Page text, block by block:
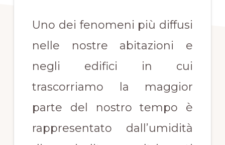
Uno dei fenomeni più diffusi
nelle nostre abitazioni e
negli edifici in cui
trascorriamo la maggior
parte del nostro tempo è
rappresentato dall’umidità